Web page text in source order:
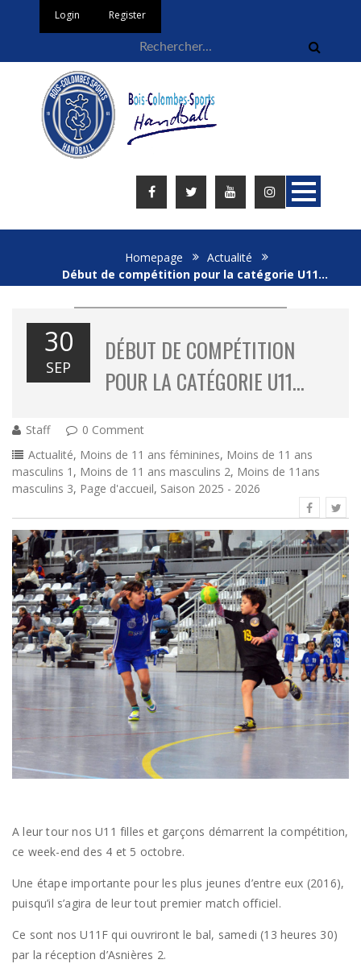
Login Register
Homepage
Actualité
Début de compétition pour la catégorie U11…
30
SEP
DÉBUT DE COMPÉTITION
POUR LA CATÉGORIE U11…
Staff
0 Comment
Actualité, Moins de 11 ans féminines, Moins de 11 ans
masculins 1 , Moins de 11 ans masculins 2, Moins de 11ans
masculins 3, Page d'accueil, Saison 2025 - 2026
A leur tour nos U11 filles et garçons démarrent la compétition,
ce week-end des 4 et 5 octobre.
Une étape importante pour les plus jeunes d’entre eux (2016),
puisqu’il s’agira de leur tout premier match officiel.
Ce sont nos U11F qui ouvriront le bal, samedi (13 heures 30)
par la réception d’Asnières 2.